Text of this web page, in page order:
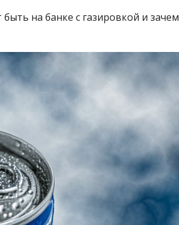
на банке с газировкой и зачем